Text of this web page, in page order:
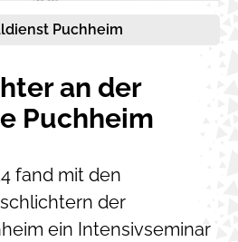
Puchheim
an der
Puchheim
fand mit den
der
ein Intensivseminar